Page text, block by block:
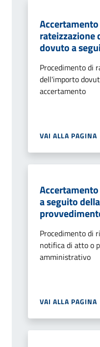
dovuto a
Procedimento di
dell'importo
accertamento
VAI ALLA PAGINA
a seguito
Procedimento di
notifica di atto o
amministrativo
VAI ALLA PAGINA